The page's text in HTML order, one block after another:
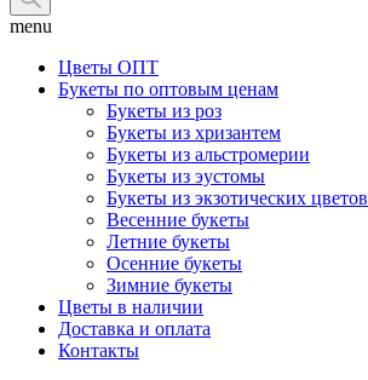
menu
Цветы ОПТ
Букеты по оптовым ценам
Букеты из роз
Букеты из хризантем
Букеты из альстромерии
Букеты из эустомы
Букеты из экзотических цветов
Весенние букеты
Летние букеты
Осенние букеты
Зимние букеты
Цветы в наличии
Доставка и оплата
Контакты